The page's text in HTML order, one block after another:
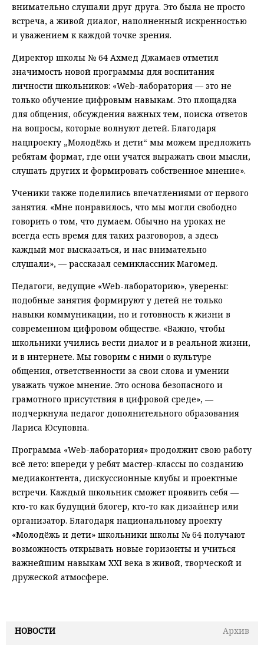
НОВОСТИ
Архив
внимательно слушали друг друга. Это была не просто
встреча, а живой диалог, наполненный искренностью
и уважением к каждой точке зрения.
Директор школы № 64 Ахмед Джамаев отметил
значимость новой программы для воспитания
личности школьников: «Web-лаборатория — это не
только обучение цифровым навыкам. Это площадка
для общения, обсуждения важных тем, поиска ответов
на вопросы, которые волнуют детей. Благодаря
нацпроекту „Молодёжь и дети“ мы можем предложить
ребятам формат, где они учатся выражать свои мысли,
слушать других и формировать собственное мнение».
Ученики также поделились впечатлениями от первого
занятия. «Мне понравилось, что мы могли свободно
говорить о том, что думаем. Обычно на уроках не
всегда есть время для таких разговоров, а здесь
каждый мог высказаться, и нас внимательно
слушали», — рассказал семиклассник Магомед.
Педагоги, ведущие «Web-лабораторию», уверены:
подобные занятия формируют у детей не только
навыки коммуникации, но и готовность к жизни в
современном цифровом обществе. «Важно, чтобы
школьники учились вести диалог и в реальной жизни,
и в интернете. Мы говорим с ними о культуре
общения, ответственности за свои слова и умении
уважать чужое мнение. Это основа безопасного и
грамотного присутствия в цифровой среде», —
подчеркнула педагог дополнительного образования
Лариса Юсуповна.
Программа «Web-лаборатория» продолжит свою работу
всё лето: впереди у ребят мастер-классы по созданию
медиаконтента, дискуссионные клубы и проектные
встречи. Каждый школьник сможет проявить себя —
кто-то как будущий блогер, кто-то как дизайнер или
организатор. Благодаря национальному проекту
«Молодёжь и дети» школьники школы № 64 получают
возможность открывать новые горизонты и учиться
важнейшим навыкам XXI века в живой, творческой и
дружеской атмосфере.